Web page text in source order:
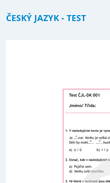
ČESKÝ JAZYK - TEST